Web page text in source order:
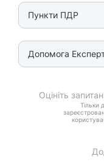
Пункти ПДР
Допомога
Оцініть
Тільки